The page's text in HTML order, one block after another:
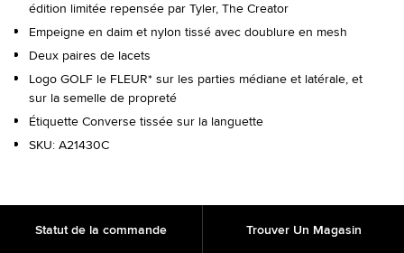
édition limitée repensée par Tyler, The Creator
Empeigne en daim et nylon tissé avec doublure en mesh
Deux paires de lacets
Logo GOLF le FLEUR* sur les parties médiane et latérale, et
sur la semelle de propreté
Étiquette Converse tissée sur la languette
SKU: A21430C
Statut de la commande Trouver Un Magasin